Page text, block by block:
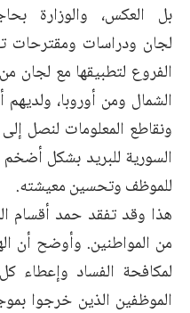
بل العكس، والوزارة
لجان ودراسات ومقترحات
الفروع لتطبيقها مع لجان
الشمال ومن أوروبا،
ونقاطع المعلومات لنصل
السورية للبريد بشكل
للموظف وتحسين معيشته.
هذا وقد تفقد حمد أقسام
من المواطنين. وأوضح أن
لمكافحة الفساد
الموظفين الذين خرجوا